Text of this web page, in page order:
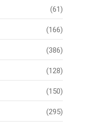
(61)
(166)
(386)
(128)
(150)
(295)